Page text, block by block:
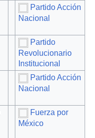
Partido Acción
Nacional
Partido
Revolucionario
Institucional
Partido Acción
Nacional
Fuerza por
México